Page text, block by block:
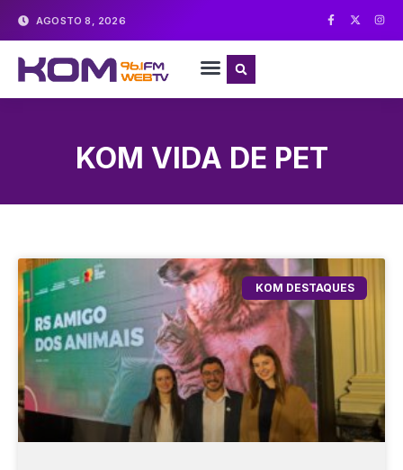
AGOSTO 8, 2026
KOM VIDA DE PET
KOM DESTAQUES